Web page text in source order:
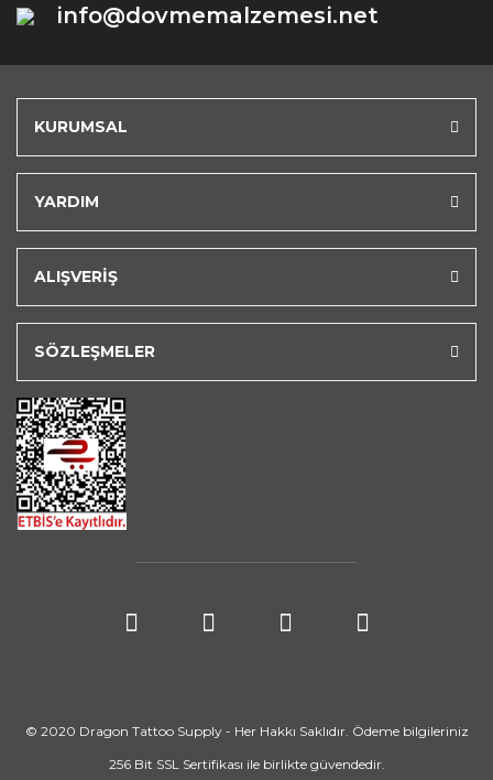
info@dovmemalzemesi.net
KURUMSAL
YARDIM
ALIŞVERİŞ
SÖZLEŞMELER
© 2020 Dragon Tattoo Supply - Her Hakkı Saklıdır. Ödeme bilgileriniz
256 Bit SSL Sertifikası ile birlikte güvendedir.